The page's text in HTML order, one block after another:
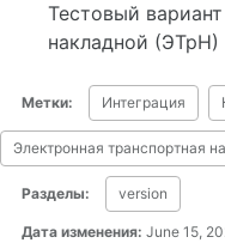
Тестовый
накладной (ЭТрН)
Метки: Интеграция
Электронная транспортная
Разделы: version
Дата изменения: June 15,